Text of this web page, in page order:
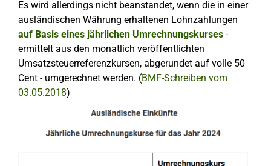
Es wird allerdings nicht beanstandet, wenn die in einer
ausländischen Währung erhaltenen Lohnzahlungen
auf Basis eines jährlichen Umrechnungskurses -
ermittelt aus den monatlich veröffentlichten
Umsatzsteuerreferenzkursen, abgerundet auf volle 50
Cent - umgerechnet werden. (BMF-Schreiben vom
03.05.2018)